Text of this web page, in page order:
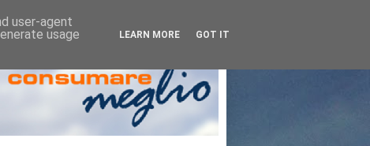
user-agent
usage
LEARN MORE GOT IT